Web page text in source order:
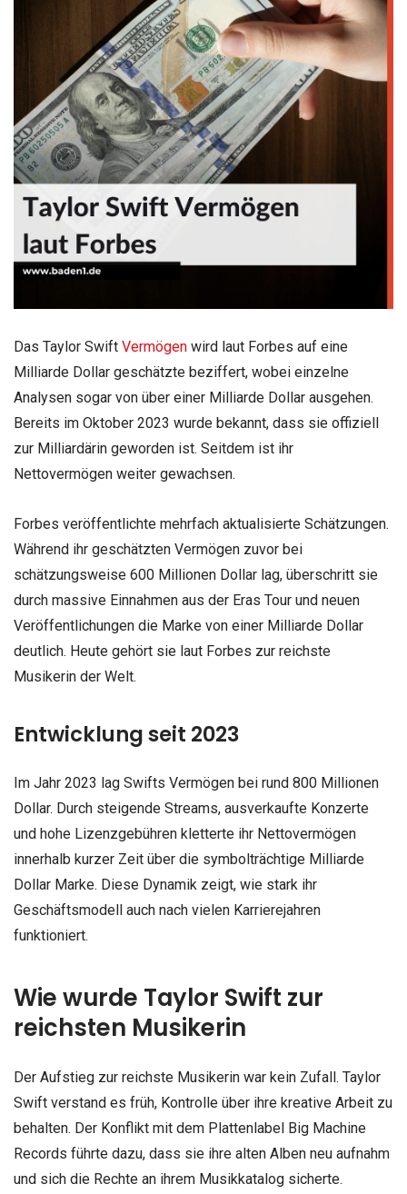
Das Taylor Swift Vermögen wird laut Forbes auf eine
Milliarde Dollar geschätzte beziffert, wobei einzelne
Analysen sogar von über einer Milliarde Dollar ausgehen.
Bereits im Oktober 2023 wurde bekannt, dass sie offiziell
zur Milliardärin geworden ist. Seitdem ist ihr
Nettovermögen weiter gewachsen.
Forbes veröffentlichte mehrfach aktualisierte Schätzungen.
Während ihr geschätzten Vermögen zuvor bei
schätzungsweise 600 Millionen Dollar lag, überschritt sie
durch massive Einnahmen aus der Eras Tour und neuen
Veröffentlichungen die Marke von einer Milliarde Dollar
deutlich. Heute gehört sie laut Forbes zur reichste
Musikerin der Welt.
Entwicklung seit 2023
Im Jahr 2023 lag Swifts Vermögen bei rund 800 Millionen
Dollar. Durch steigende Streams, ausverkaufte Konzerte
und hohe Lizenzgebühren kletterte ihr Nettovermögen
innerhalb kurzer Zeit über die symbolträchtige Milliarde
Dollar Marke. Diese Dynamik zeigt, wie stark ihr
Geschäftsmodell auch nach vielen Karrierejahren
funktioniert.
Wie wurde Taylor Swift zur
reichsten Musikerin
Der Aufstieg zur reichste Musikerin war kein Zufall. Taylor
Swift verstand es früh, Kontrolle über ihre kreative Arbeit zu
behalten. Der Konflikt mit dem Plattenlabel Big Machine
Records führte dazu, dass sie ihre alten Alben neu aufnahm
und sich die Rechte an ihrem Musikkatalog sicherte.